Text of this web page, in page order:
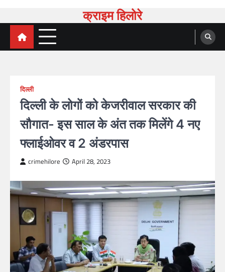
क्राइम हिलोरे
दिल्ली
दिल्ली के लोगों को केजरीवाल सरकार की
सौगात- इस साल के अंत तक मिलेंगे 4 नए
फ्लाईओवर व 2 अंडरपास
crimehilore April 28, 2023